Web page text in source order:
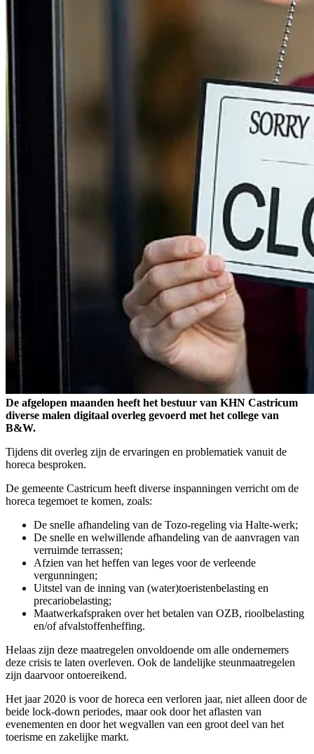
De afgelopen maanden heeft het bestuur van KHN Castricum
diverse malen digitaal overleg gevoerd met het college van
B&W.
Tijdens dit overleg zijn de ervaringen en problematiek vanuit de
horeca besproken.
De gemeente Castricum heeft diverse inspanningen verricht om de
horeca tegemoet te komen, zoals:
De snelle afhandeling van de Tozo-regeling via Halte-werk;
De snelle en welwillende afhandeling van de aanvragen van
verruimde terrassen;
Afzien van het heffen van leges voor de verleende
vergunningen;
Uitstel van de inning van (water)toeristenbelasting en
precariobelasting;
Maatwerkafspraken over het betalen van OZB, rioolbelasting
en/of afvalstoffenheffing.
Helaas zijn deze maatregelen onvoldoende om alle ondernemers
deze crisis te laten overleven. Ook de landelijke steunmaatregelen
zijn daarvoor ontoereikend.
Het jaar 2020 is voor de horeca een verloren jaar, niet alleen door de
beide lock-down periodes, maar ook door het aflasten van
evenementen en door het wegvallen van een groot deel van het
toerisme en zakelijke markt.